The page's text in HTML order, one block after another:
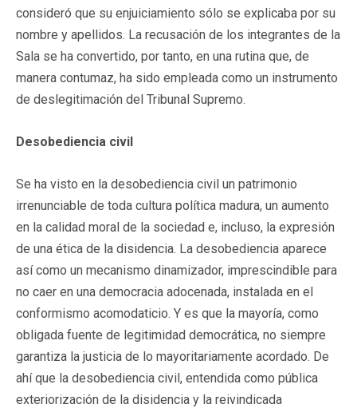
consideró que su enjuiciamiento sólo se explicaba por su
nombre y apellidos. La recusación de los integrantes de la
Sala se ha convertido, por tanto, en una rutina que, de
manera contumaz, ha sido empleada como un instrumento
de deslegitimación del Tribunal Supremo.
Desobediencia civil
Se ha visto en la desobediencia civil un patrimonio
irrenunciable de toda cultura política madura, un aumento
en la calidad moral de la sociedad e, incluso, la expresión
de una ética de la disidencia. La desobediencia aparece
así como un mecanismo dinamizador, imprescindible para
no caer en una democracia adocenada, instalada en el
conformismo acomodaticio. Y es que la mayoría, como
obligada fuente de legitimidad democrática, no siempre
garantiza la justicia de lo mayoritariamente acordado. De
ahí que la desobediencia civil, entendida como pública
exteriorización de la disidencia y la reivindicada